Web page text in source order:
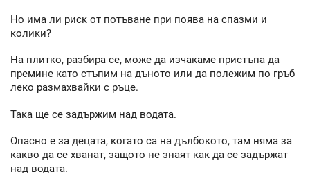
Но има ли риск от потъване при поява на спазми и
колики?
На плитко, разбира се, може да изчакаме пристъпа да
премине като стъпим на дъното или да полежим по гръб
леко размахвайки с ръце.
Така ще се задържим над водата.
Опасно е за децата, когато са на дълбокото, там няма за
какво да се хванат, защото не знаят как да се задържат
над водата.